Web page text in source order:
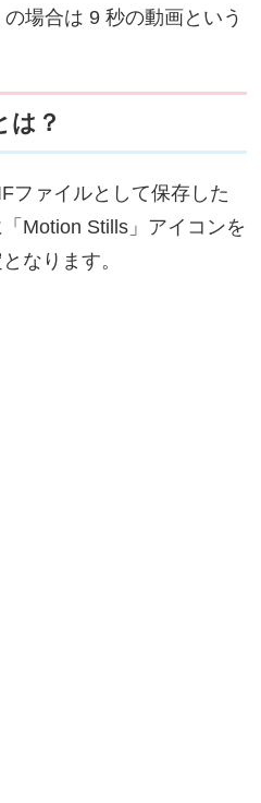
の場合は 9 秒の動画という
は？
ファイルとして保存した
Motion Stills」アイコンを
なります。